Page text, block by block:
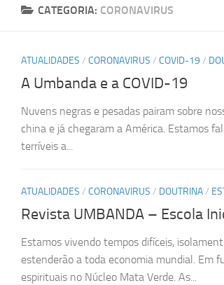
CATEGORIA: CORONAVIRUS
ATUALIDADES / CORONAVIRUS / COVID-19 /
A Umbanda e a COVID-19
Nuvens negras e pesadas pairam sobre
china e já chegaram a América. Estamos
terríveis a...
ATUALIDADES / CORONAVIRUS / DOUTRINA/
Revista UMBANDA – Escola
Estamos vivendo tempos difíceis,
estenderão a toda economia mundial. Em
espirituais no Núcleo Mata Verde. As...